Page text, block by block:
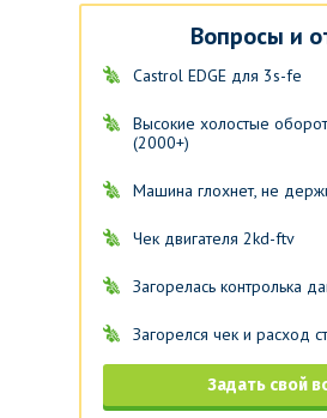
Вопросы и
Castrol EDGE для 3s-fe
Высокие холостые
(2000+)
Машина глохнет, не
Чек двигателя 2kd-ftv
Загорелась контролька
Загорелся чек и расход
Задать свой